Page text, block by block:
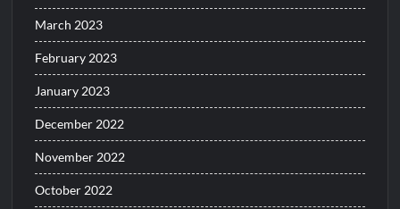
March 2023
February 2023
January 2023
December 2022
November 2022
October 2022